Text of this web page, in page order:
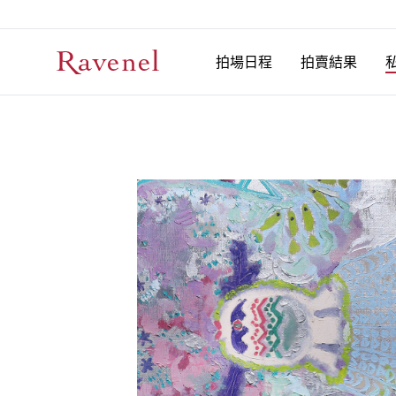
拍場日程 拍賣結果